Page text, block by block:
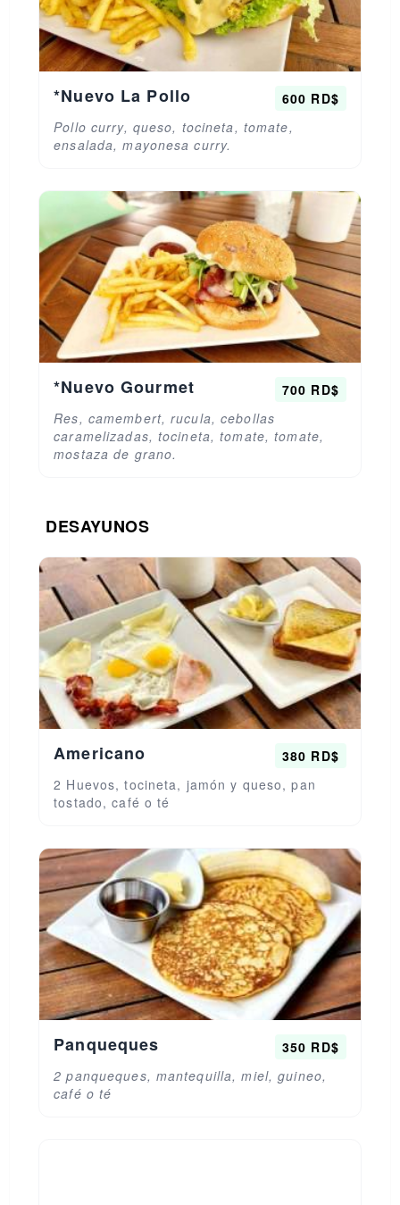
*Nuevo La Pollo
600 RD$
Pollo curry, queso, tocineta, tomate,
ensalada, mayonesa curry.
*Nuevo Gourmet
700 RD$
Res, camembert, rucula, cebollas
caramelizadas, tocineta, tomate, tomate,
mostaza de grano.
DESAYUNOS
Americano
380 RD$
2 Huevos, tocineta, jamón y queso, pan
tostado, café o té
Panqueques
350 RD$
2 panqueques, mantequilla, miel, guineo,
café o té